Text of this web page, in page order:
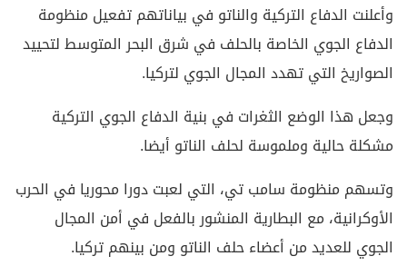
وأعلنت الدفاع التركية والناتو في بياناتهم تفعيل منظومة
الدفاع الجوي الخاصة بالحلف في شرق البحر المتوسط لتحييد
الصواريخ التي تهدد المجال الجوي لتركيا.
وجعل هذا الوضع الثغرات في بنية الدفاع الجوي التركية
مشكلة حالية وملموسة لحلف الناتو أيضا.
وتسهم منظومة سامب تي، التي لعبت دورا محوريا في الحرب
الأوكرانية، مع البطارية المنشور بالفعل في أمن المجال
الجوي للعديد من أعضاء حلف الناتو ومن بينهم تركيا.